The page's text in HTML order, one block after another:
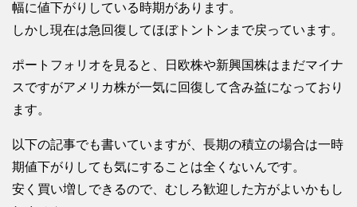
幅に値下がりしている時期があります。
しかし現在は急回復してほぼトントンまで戻っています。
ポートフォリオを見ると、日欧株や新興国株はまだマイナ
スですがアメリカ株が一気に回復して含み益になっており
ます。
以下の記事でも書いていますが、長期の積立の場合は一時
期値下がりしても気にすることは全くないんです。
安く買い増しできるので、むしろ歓迎した方がよいかもし